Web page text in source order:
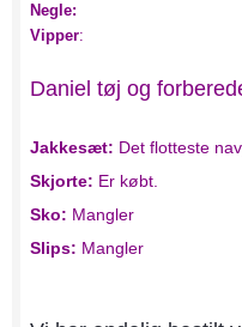
Negle:
Vipper:
Daniel tøj og
Jakkesæt: Det flotteste
Skjorte: Er købt.
Sko: Mangler
Slips: Mangler